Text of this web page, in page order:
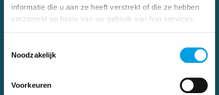
informatie die u aan ze heeft verstrekt of die ze hebben
verzameld op basis van uw gebruik van hun services.
Noodzakelijk
Voorkeuren
Inkoopbegeleiding
Transport advies
T: +31 (0) 73 645 71 40